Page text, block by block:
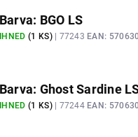
Barva: BGO LS
IHNED (1 KS)| 77243 EAN:
Barva: Ghost Sardine
IHNED (1 KS)| 77244 EAN: